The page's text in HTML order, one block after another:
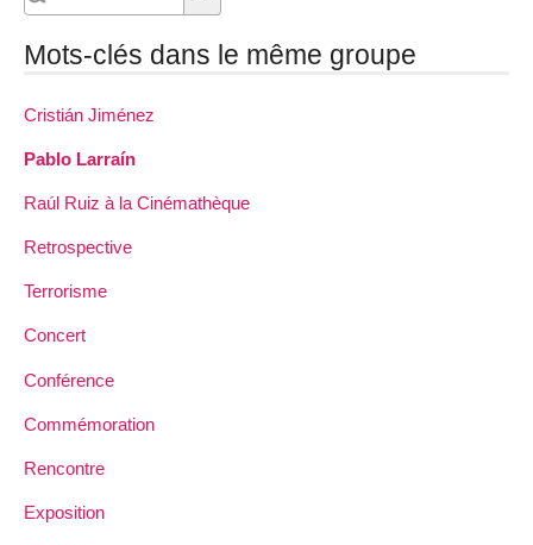
Mots-clés dans le même groupe
Cristián Jiménez
Pablo Larraín
Raúl Ruiz à la Cinémathèque
Retrospective
Terrorisme
Concert
Conférence
Commémoration
Rencontre
Exposition